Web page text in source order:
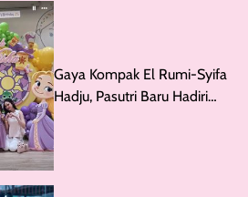
Gaya Kompak El Rumi-Syifa
Hadju, Pasutri Baru Hadiri